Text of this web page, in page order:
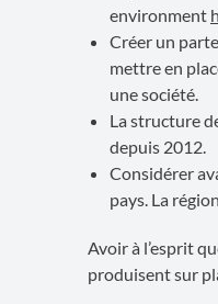
environment
Créer un
mettre en
une société.
La structure
depuis 2012.
Considérer
pays. La
Avoir à l’esprit
produisent sur